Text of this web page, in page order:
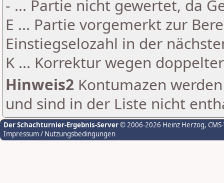
- ... Partie nicht gewertet, da
E ... Partie vorgemerkt zur
Einstiegselozahl in der
K ... Korrektur wegen
Hinweis2 Kontumazen
und sind in der Liste nicht
Der Schachturnier-Ergebnis-Server© 2006-2026 Heinz Herzog,
Impressum / Nutzungsbedingungen